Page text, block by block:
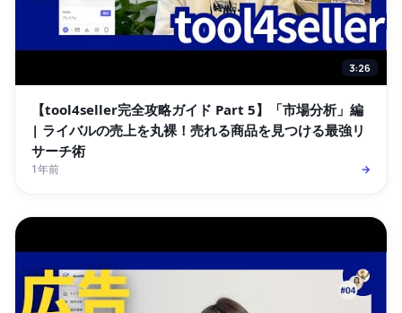
3:26
【tool4seller完全攻略ガイド Part 5】「市場分析」編
| ライバルの売上を丸裸！売れる商品を見つける最強リ
サーチ術
1年前 →